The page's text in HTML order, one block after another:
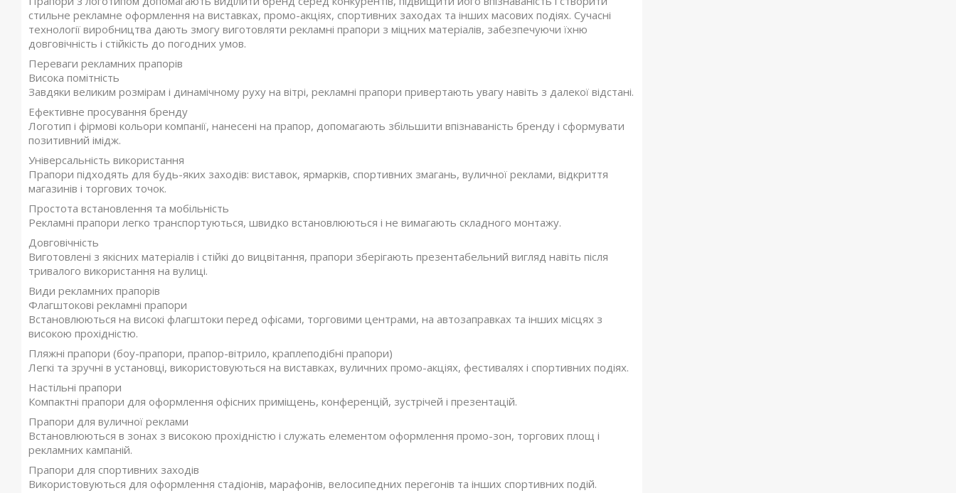
стильне рекламне оформлення на виставках, промо-акціях, спортивних заходах та інших масових подіях. Сучасні
технології виробництва дають змогу виготовляти рекламні прапори з міцних матеріалів, забезпечуючи їхню
довговічність і стійкість до погодних умов.
Переваги рекламних прапорів
Висока помітність
Завдяки великим розмірам і динамічному руху на вітрі, рекламні прапори привертають увагу навіть з далекої відстані.
Ефективне просування бренду
Логотип і фірмові кольори компанії, нанесені на прапор, допомагають збільшити впізнаваність бренду і сформувати
позитивний імідж.
Універсальність використання
Прапори підходять для будь-яких заходів: виставок, ярмарків, спортивних змагань, вуличної реклами, відкриття
магазинів і торгових точок.
Простота встановлення та мобільність
Рекламні прапори легко транспортуються, швидко встановлюються і не вимагають складного монтажу.
Довговічність
Виготовлені з якісних матеріалів і стійкі до вицвітання, прапори зберігають презентабельний вигляд навіть після
тривалого використання на вулиці.
Види рекламних прапорів
Флагштокові рекламні прапори
Встановлюються на високі флагштоки перед офісами, торговими центрами, на автозаправках та інших місцях з
високою прохідністю.
Пляжні прапори (боу-прапори, прапор-вітрило, краплеподібні прапори)
Легкі та зручні в установці, використовуються на виставках, вуличних промо-акціях, фестивалях і спортивних подіях.
Настільні прапори
Компактні прапори для оформлення офісних приміщень, конференцій, зустрічей і презентацій.
Прапори для вуличної реклами
Встановлюються в зонах з високою прохідністю і служать елементом оформлення промо-зон, торгових площ і
рекламних кампаній.
Прапори для спортивних заходів
Використовуються для оформлення стадіонів, марафонів, велосипедних перегонів та інших спортивних подій.